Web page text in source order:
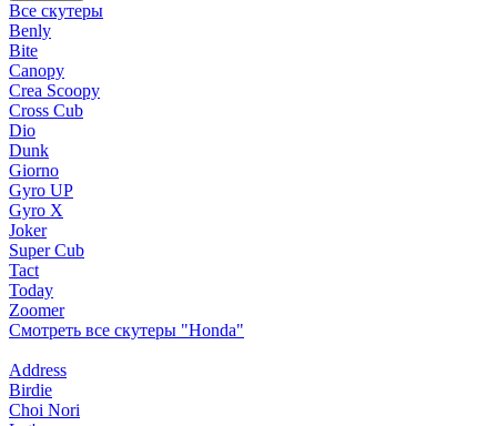
Все скутеры
Benly
Bite
Canopy
Crea Scoopy
Cross Cub
Dio
Dunk
Giorno
Gyro UP
Gyro X
Joker
Super Cub
Tact
Today
Zoomer
Смотреть все скутеры "Honda"
Address
Birdie
Choi Nori